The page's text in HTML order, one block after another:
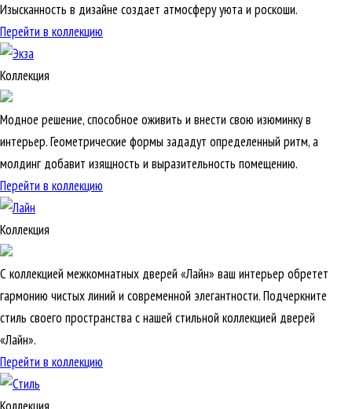
Изысканность в дизайне создает атмосферу уюта и роскоши.
Перейти в коллекцию
Коллекция
Модное решение, способное оживить и внести свою изюминку в
интерьер. Геометрические формы зададут определенный ритм, а
молдинг добавит изящность и выразительность помещению.
Перейти в коллекцию
Коллекция
С коллекцией межкомнатных дверей «Лайн» ваш интерьер обретет
гармонию чистых линий и современной элегантности. Подчеркните
стиль своего пространства с нашей стильной коллекцией дверей
«Лайн».
Перейти в коллекцию